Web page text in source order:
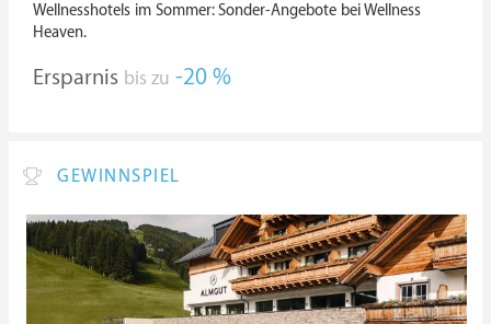
Wellnesshotels im Sommer: Sonder-Angebote bei Wellness
Heaven.
Ersparnis bis zu -20 %
GEWINNSPIEL